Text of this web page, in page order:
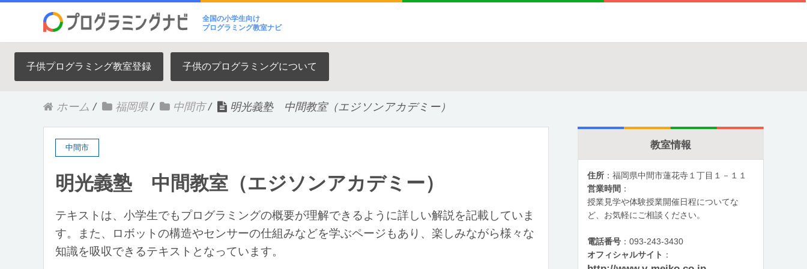
全国の小学生向け
プログラミング教室ナビ
子供プログラミング教室登録 子供のプログラミングについて
ホーム / 福岡県 / 中間市/ 明光義塾 中間教室（エジソンアカデミー）
中間市
明光義塾 中間教室（エジソンアカデミー）
テキストは、小学生でもプログラミングの概要が理解できるように詳しい解説を記載していま
す。また、ロボットの構造やセンサーの仕組みなどを学ぶページもあり、楽しみながら様々な
知識を吸収できるテキストとなっています。
教室情報
住所 ：福岡県中間市蓮花寺１丁目１－１１
営業時間 ：
授業見学や体験授業開催日程についてな
ど、お気軽にご相談ください。
電話番号 ：093-243-3430
オフィシャルサイト ：